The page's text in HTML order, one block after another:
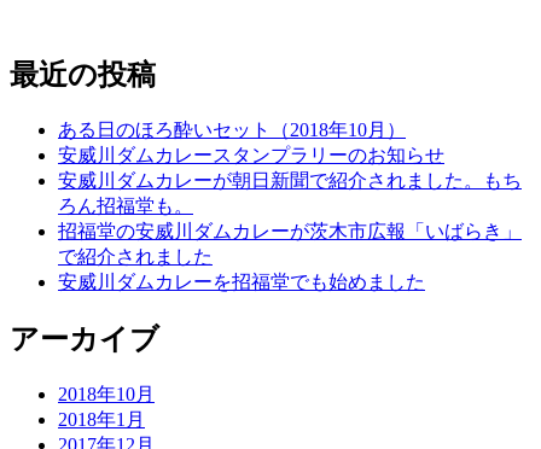
最近の投稿
ある日のほろ酔いセット（2018年10月）
安威川ダムカレースタンプラリーのお知らせ
安威川ダムカレーが朝日新聞で紹介されました。もち
ろん招福堂も。
招福堂の安威川ダムカレーが茨木市広報「いばらき」
で紹介されました
安威川ダムカレーを招福堂でも始めました
アーカイブ
2018年10月
2018年1月
2017年12月